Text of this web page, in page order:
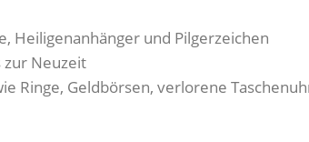
Heiligenanhänger und Pilgerzeichen
zur Neuzeit
Ringe, Geldbörsen, verlorene